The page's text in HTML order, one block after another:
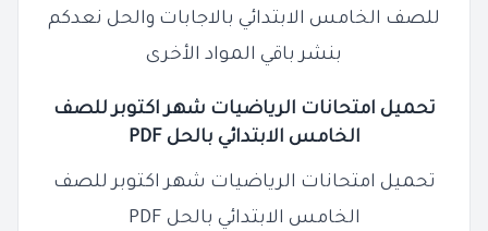
للصف الخامس الابتدائي بالاجابات والحل نعدكم
بنشر باقي المواد الأخرى
تحميل امتحانات الرياضيات شهر اكتوبر للصف
الخامس الابتدائي بالحل PDF
تحميل امتحانات الرياضيات شهر اكتوبر للصف
الخامس الابتدائي بالحل PDF